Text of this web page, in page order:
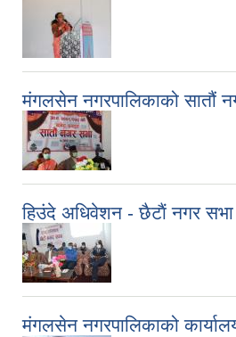
मंगलसेन नगरपालिकाको सातौं
हिउंदे अधिवेशन - छैटाैं नगर सभा
मंगलसेन नगरपालिकाको